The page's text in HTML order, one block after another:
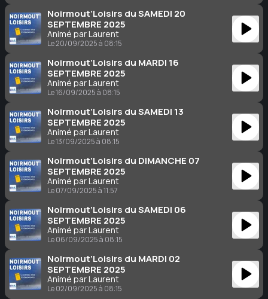
Noirmout’Loisirs du SAMEDI 20
SEPTEMBRE 2025
Animé par Laurent
Le 20/09/2025 à 08:15
Noirmout’Loisirs du MARDI 16
SEPTEMBRE 2025
Animé par Laurent
Le 16/09/2025 à 08:15
Noirmout’Loisirs du SAMEDI 13
SEPTEMBRE 2025
Animé par Laurent
Le 13/09/2025 à 08:15
Noirmout’Loisirs du DIMANCHE 07
SEPTEMBRE 2025
Animé par Laurent
Le 07/09/2025 à 11:57
Noirmout’Loisirs du SAMEDI 06
SEPTEMBRE 2025
Animé par Laurent
Le 06/09/2025 à 08:15
Noirmout’Loisirs du MARDI 02
SEPTEMBRE 2025
Animé par Laurent
Le 02/09/2025 à 08:15